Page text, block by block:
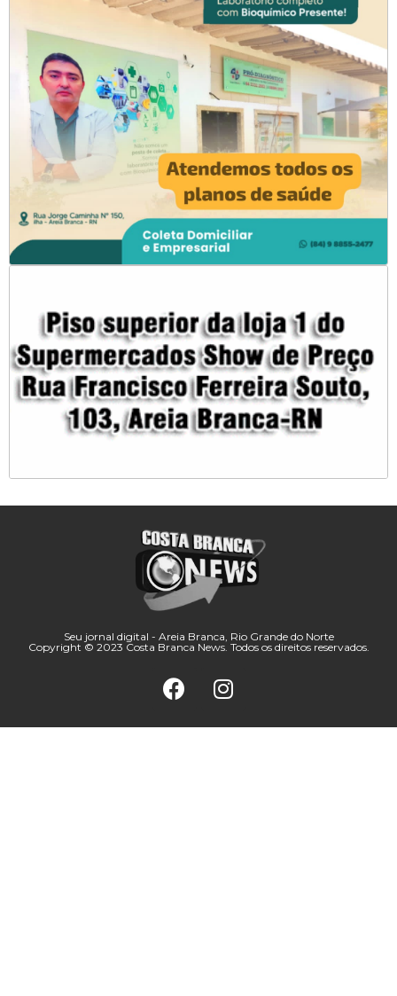
Seu jornal digital - Areia Branca, Rio Grande do Norte
Copyright © 2023 Costa Branca News. Todos os direitos reservados.